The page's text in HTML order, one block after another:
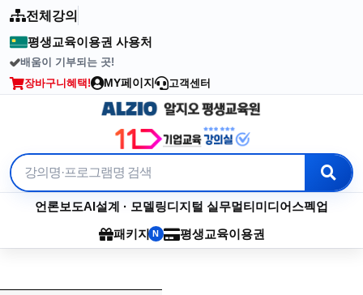
전체강의
평생교육이용권 사용처
배움이 기부되는 곳!
2003년부터 이어온 수강료 기부
장바구니 혜택! MY페이지 고객센터
언론보도AI설계 · 모델링디지털 실무멀티미디어스펙업
패키지 N 평생교육이용권